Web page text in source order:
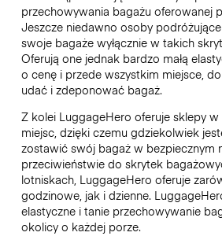
przechowywania bagażu oferowanej
Jeszcze niedawno osoby
swoje bagaże wyłącznie w takich
Oferują one jednak bardzo małą
o cenę i przede wszystkim miejsce,
udać i zdeponować bagaż.
Z kolei LuggageHero oferuje sklepy w
miejsc, dzięki czemu gdziekolwiek
zostawić swój bagaż w bezpiecznym
przeciwieństwie do skrytek
lotniskach, LuggageHero oferuje
godzinowe, jak i dzienne.
elastyczne i tanie przechowywanie
okolicy o każdej porze.